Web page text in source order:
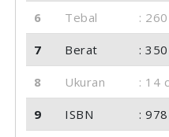
6 Tebal :
7 Berat :
8 Ukuran : 14
9 ISBN :